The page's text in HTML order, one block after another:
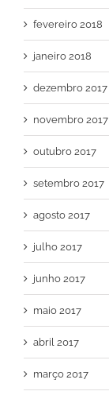
fevereiro 2018
janeiro 2018
dezembro 2017
novembro 2017
outubro 2017
setembro 2017
agosto 2017
julho 2017
junho 2017
maio 2017
abril 2017
março 2017